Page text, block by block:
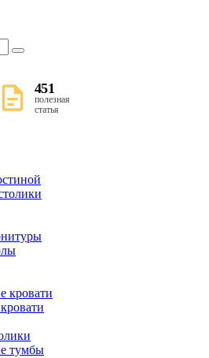
451
полезная
статья
кровати
тумбы